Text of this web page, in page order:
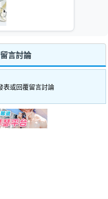
言討論
表或回覆留言討論